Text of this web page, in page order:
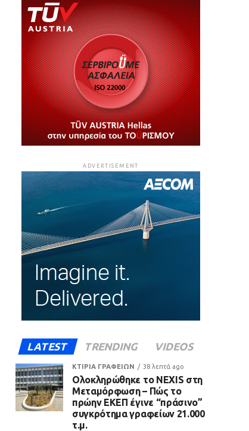
ADVERTISEMENT
LATEST TRENDING VIDEOS
ΚΤΙΡΙΑ ΓΡΑΦΕΙΩΝ 38 λεπτά ago
Ολοκληρώθηκε το NEXIS στη
Μεταμόρφωση – Πώς το
πρώην ΕΚΕΠ έγινε “πράσινο”
συγκρότημα γραφείων 21.000
τ.μ.